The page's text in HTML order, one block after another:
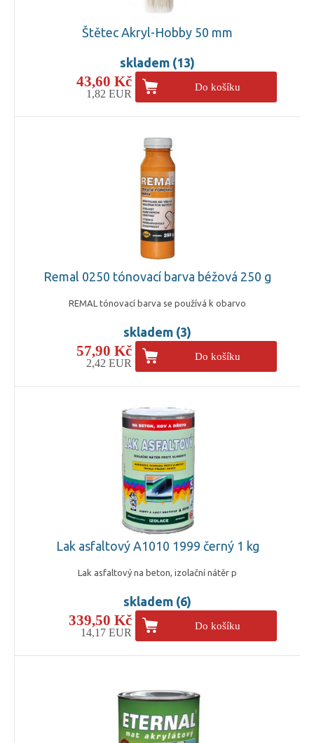
Štětec Akryl-Hobby 50 mm
skladem (13)
43,60 Kč
1,82 EUR
Do košíku
Remal 0250 tónovací barva béžová 250 g
REMAL tónovací barva se používá k obarvo
skladem (3)
57,90 Kč
2,42 EUR
Do košíku
Lak asfaltový A1010 1999 černý 1 kg
Lak asfaltový na beton, izolační nátěr p
skladem (6)
339,50 Kč
14,17 EUR
Do košíku